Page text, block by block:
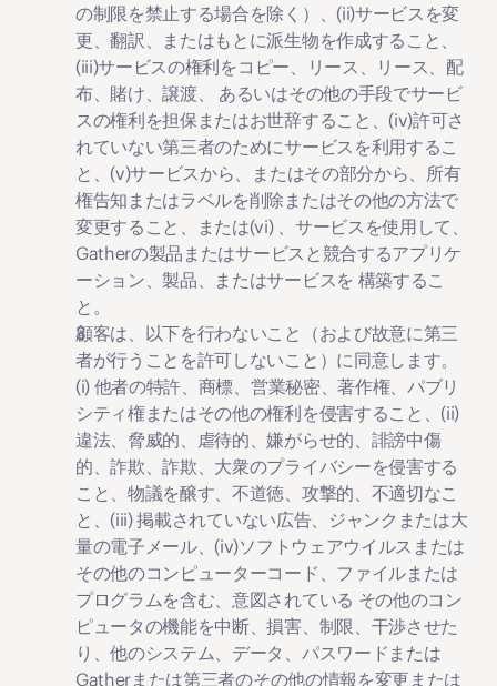
の制限を禁止する場合を除く）、(ii)サービスを変
更、翻訳、またはもとに派生物を作成すること、
(iii)サービスの権利をコピー、リース、リース、配
布、賭け、譲渡、 あるいはその他の手段でサービ
スの権利を担保またはお世辞すること、(iv)許可さ
れていない第三者のためにサービスを利用するこ
と、(v)サービスから、またはその部分から、所有
権告知またはラベルを削除またはその他の方法で
変更すること、または(vi) 、サービスを使用して、
Gatherの製品またはサービスと競合するアプリケ
ーション、製品、またはサービスを 構築するこ
と。
顧客は、以下を行わないこと（および故意に第三
者が行うことを許可しないこと）に同意します。
(i) 他者の特許、商標、営業秘密、著作権、パブリ
シティ権またはその他の権利を侵害すること、(ii)
違法、脅威的、虐待的、嫌がらせ的、誹謗中傷
的、詐欺、詐欺、大衆のプライバシーを侵害する
こと、物議を醸す、不道徳、攻撃的、不適切なこ
と、(iii) 掲載されていない広告、ジャンクまたは大
量の電子メール、(iv)ソフトウェアウイルスまたは
その他のコンピューターコード、ファイルまたは
プログラムを含む、意図されている その他のコン
ピュータの機能を中断、損害、制限、干渉させた
り、他のシステム、データ、パスワードまたは
Gatherまたは第三者のその他の情報を変更または